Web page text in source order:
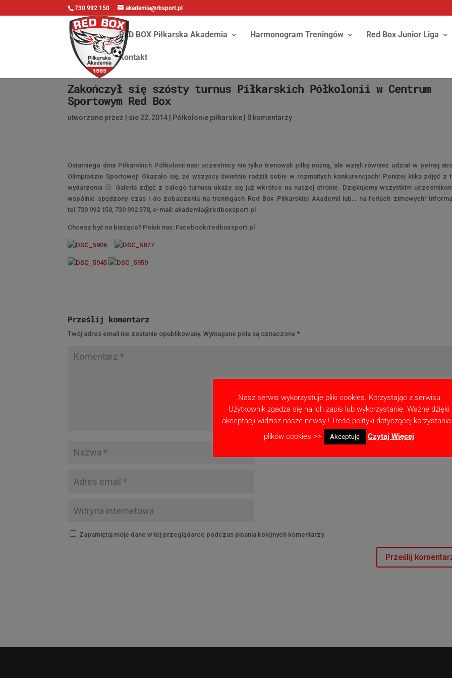
730 992 150 akademia@rbsport.pl
RED BOX Piłkarska Akademia Harmonogram Treningów Red Box Junior Liga
Kontakt
Zakończył się szósty turnus Piłkarskich Półkolonii w Centrum
Sportowym Red Box
utworzone przez sie 22, 2014 Półkolonie piłkarskie 0 komentarzy
Ostatniego dnia Piłkarskich Półkolonii nasi uczestnicy nie tylko trenowali piłkę nożną, ale wzięli również udział w pełnej
Olimpiadzie Sportowej! Okazało się, że wszyscy świetnie radzili sobie w rozmaitych konkurencjach! Poniżej kilka zdjęć z
wydarzenia 🙂 Galeria zdjęć z całego turnusu ukaże się już wkrótce na naszej stronie. Dziękujemy wszystkim
wspólnie spędzony czas i do zobaczenia na treningach Red Box Piłkarskiej Akademii lub… na feriach zimowych!
tel.730 992 150, 730 992 378, e-mail: akademia@redboxsport.pl
Chcesz być na bieżąco? Polub nas: Facebook/redboxsport.pl
Prześlij komentarz
Twój adres email nie zostanie opublikowany. Wymagane pola są oznaczone*
Zapamiętaj moje dane w tej przeglądarce podczas pisania kolejnych komentarzy.
Nasz serwis wykorzystuje pliki cookies. Korzystając z serwisu
Użytkownik zgadza się na ich zapis lub wykorzystanie. Ważne dzięki
akceptacji widzisz nasze newsy ! Treść polityki dotyczącej
plików cookies >>
Akceptuję Czytaj Więcej